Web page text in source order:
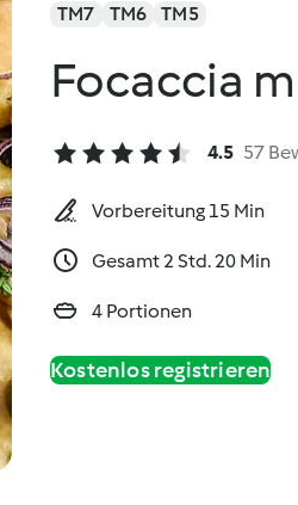
TM7 TM6 TM5
Focaccia
4.5 57
Vorbereitung 15 Min
Gesamt 2 Std. 20 Min
4 Portionen
Kostenlos registrieren